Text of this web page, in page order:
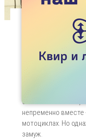
ВЫШЛА ЗАМУЖ
24
обо всем на свете,
непременно вместе
мотоциклах. Но
замуж.